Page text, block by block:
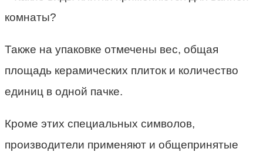
Также на упаковке отмечены вес, общая
площадь керамических плиток и количество
единиц в одной пачке.
Кроме этих специальных символов,
производители применяют и общепринятые